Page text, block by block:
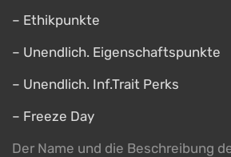
– Ethikpunkte
– Unendlich. Eigenschaftspunkte
– Unendlich. Inf.Trait Perks
– Freeze Day
Der Name und die Beschreibung